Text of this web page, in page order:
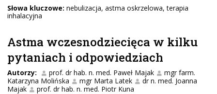
Słowa kluczowe: nebulizacja, astma oskrzelowa, terapia
inhalacyjna
Astma wczesnodziecięca w kilku
pytaniach i odpowiedziach
Autorzy: prof. dr hab. n. med. Paweł Majak
mgr farm.
Katarzyna Molińska
mgr Marta Latek
dr n. med. Joanna
Majak
prof. dr hab. n. med. Piotr Kuna